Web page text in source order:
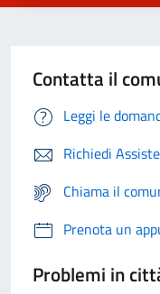
Contatta il
Leggi le
Richiedi
Chiama il
Prenota un
Problemi in